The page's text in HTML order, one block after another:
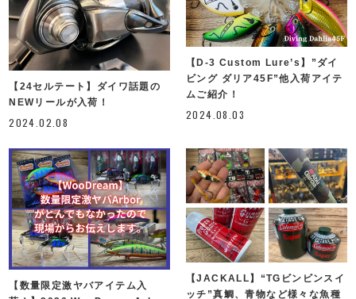
【24セルテート】ダイワ話題の
NEWリールが入荷！
2024.02.08
【D-3 Custom Lure’s】”ダイ
ビング ダリア45F”他入荷アイテ
ムご紹介！
2024.08.03
【数量限定激ヤバアイテム入
【JACKALL】“TGビンビンスイ
ッチ”真鯛、青物など様々な魚種